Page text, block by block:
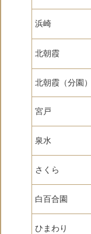
浜崎
北朝霞
北朝霞（分園）
宮戸
泉水
さくら
白百合園
ひまわり